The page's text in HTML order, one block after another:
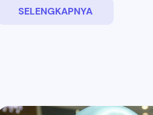
SELENGKAPNYA